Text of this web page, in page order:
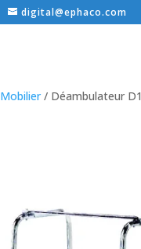
digital@ephaco.com
Mobilier/ Déambulateur D1